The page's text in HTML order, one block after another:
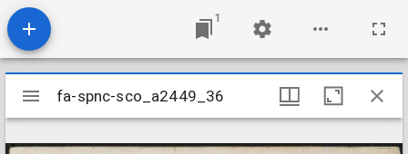
1
Mirador
viewer
fa-spnc-sco_a2449_36
fa-spnc-sco_a2449_36